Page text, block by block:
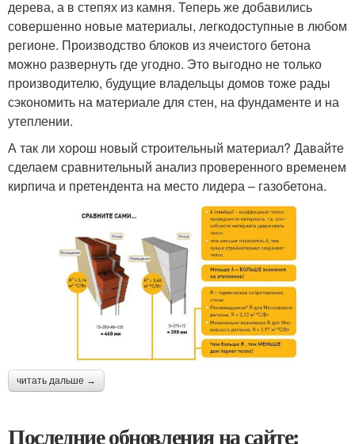
дерева, а в степях из камня. Теперь же добавились
совершенно новые материалы, легкодоступные в любом
регионе. Производство блоков из ячеистого бетона
можно развернуть где угодно. Это выгодно не только
производителю, будущие владельцы домов тоже рады
сэкономить на материале для стен, на фундаменте и на
утеплении.
А так ли хорош новый строительный материал? Давайте
сделаем сравнительный анализ проверенного временем
кирпича и претендента на место лидера – газобетона.
читать дальше →
Последние обновления на сайте: